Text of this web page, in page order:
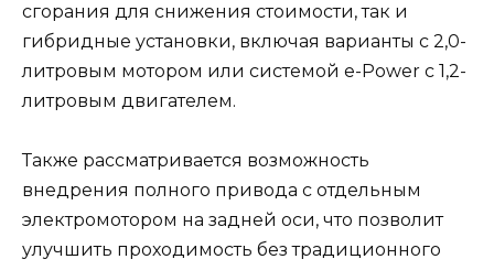
сгорания для снижения стоимости, так и
гибридные установки, включая варианты с 2,0-
литровым мотором или системой e-Power с 1,2-
литровым двигателем.
Также рассматривается возможность
внедрения полного привода с отдельным
электромотором на задней оси, что позволит
улучшить проходимость без традиционного